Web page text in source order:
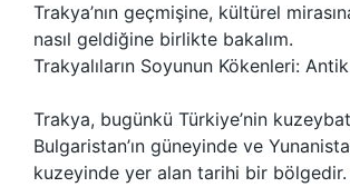
Trakya’nın geçmişine, kültürel
nasıl geldiğine birlikte bakalım.
Trakyalıların Soyunun Kökenleri:
Trakya, bugünkü Türkiye’nin
Bulgaristan’ın güneyinde ve
kuzeyinde yer alan tarihi bir